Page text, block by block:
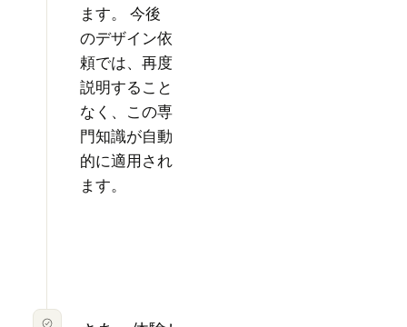
ます。 今後
のデザイン依
頼では、再度
説明すること
なく、この専
門知識が自動
的に適用され
ます。